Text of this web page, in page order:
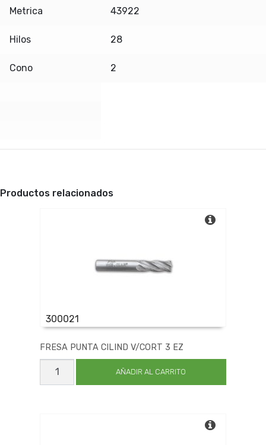
Metrica 43922
Hilos 28
Cono 2
Productos relacionados
300021
FRESA PUNTA CILIND V/CORT 3 EZ
FRESA
PUNTA
CILIND
AÑADIR AL CARRITO